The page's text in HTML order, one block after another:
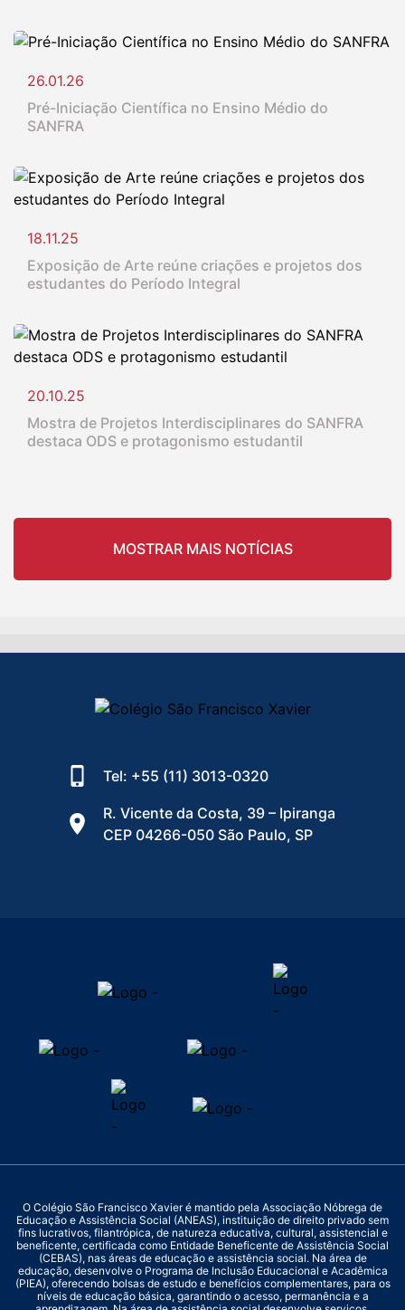
26.01.26
Pré-Iniciação Científica no Ensino Médio do
SANFRA
18.11.25
Exposição de Arte reúne criações e projetos dos
estudantes do Período Integral
20.10.25
Mostra de Projetos Interdisciplinares do SANFRA
destaca ODS e protagonismo estudantil
MOSTRAR MAIS NOTÍCIAS
Tel: +55 (11) 3013-0320
R. Vicente da Costa, 39 – Ipiranga
CEP 04266-050 São Paulo, SP
O Colégio São Francisco Xavier é mantido pela Associação Nóbrega de
Educação e Assistência Social (ANEAS), instituição de direito privado sem
fins lucrativos, filantrópica, de natureza educativa, cultural, assistencial e
beneficente, certificada como Entidade Beneficente de Assistência Social
(CEBAS), nas áreas de educação e assistência social. Na área de
educação, desenvolve o Programa de Inclusão Educacional e Acadêmica
(PIEA), oferecendo bolsas de estudo e benefícios complementares, para os
níveis de educação básica, garantindo o acesso, permanência e a